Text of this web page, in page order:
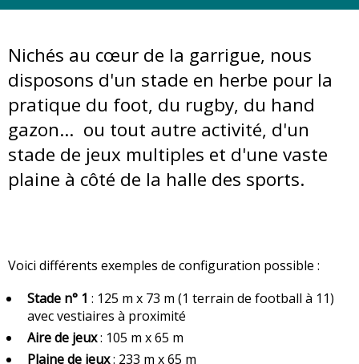
Nichés au cœur de la garrigue, nous
disposons d'un stade en herbe pour la
pratique du foot, du rugby, du hand
gazon... ou tout autre activité, d'un
stade de jeux multiples et d'une vaste
plaine à côté de la halle des sports.
Voici différents exemples de configuration possible :
Stade n° 1 : 125 m x 73 m (1 terrain de football à 11)
avec vestiaires à proximité
Aire de jeux: 105 m x 65 m
Plaine de jeux: 233 m x 65 m